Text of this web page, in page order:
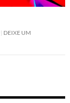
DEIXE UM